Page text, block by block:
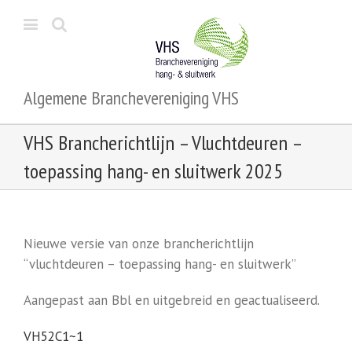
Algemene Branchevereniging VHS
VHS Brancherichtlijn – Vluchtdeuren –
toepassing hang- en sluitwerk 2025
Nieuwe versie van onze brancherichtlijn
“vluchtdeuren – toepassing hang- en sluitwerk”
Aangepast aan Bbl en uitgebreid en geactualiseerd.
VH52C1~1